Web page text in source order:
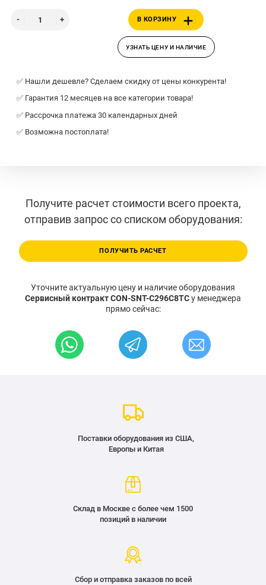
В КОРЗИНУ
УЗНАТЬ ЦЕНУ И НАЛИЧИЕ
✅ Нашли дешевле? Сделаем скидку от цены конкурента!
✅ Гарантия 12 месяцев на все категории товара!
✅ Рассрочка платежа 30 календарных дней
✅ Возможна постоплата!
Получите расчет стоимости всего проекта,
отправив запрос со списком оборудования:
ПОЛУЧИТЬ РАСЧЕТ
Уточните актуальную цену и наличие оборудования
Сервисный контракт CON-SNT-C296C8TCу менеджера
прямо сейчас:
Поставки оборудования из США,
Европы и Китая
Склад в Москве с более чем 1500
позиций в наличии
Сбор и отправка заказов по всей